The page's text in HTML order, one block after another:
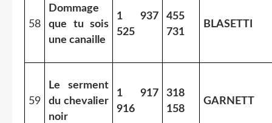
58
Dommage
que tu sois
une canaille
1 937
525
455
731
BLASETTI
59
Le serment
du chevalier
noir
1 917
916
318
158
GARNETT